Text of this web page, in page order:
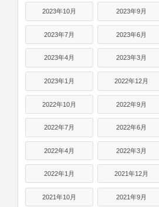
2023年10月 2023年9月
2023年7月 2023年6月
2023年4月 2023年3月
2023年1月 2022年12月
2022年10月 2022年9月
2022年7月 2022年6月
2022年4月 2022年3月
2022年1月 2021年12月
2021年10月 2021年9月